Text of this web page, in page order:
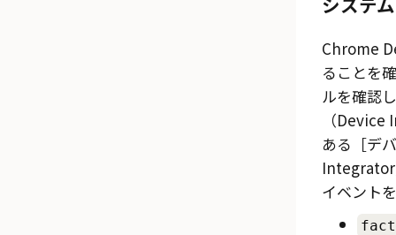
Chrome
ることを
ルを確認
（
ある
デ
イベント